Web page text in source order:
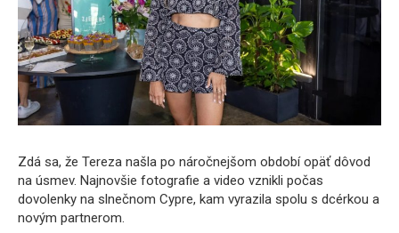
Zdá sa, že Tereza našla po náročnejšom období opäť dôvod
na úsmev. Najnovšie fotografie a video vznikli počas
dovolenky na slnečnom Cypre, kam vyrazila spolu s dcérkou a
novým partnerom.